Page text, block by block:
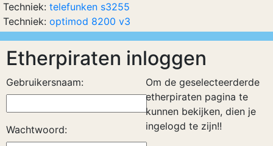
Etherpiraten inloggen
Gebruikersnaam:
Wachtwoord:
Om de geselecteerderde
etherpiraten pagina te
kunnen bekijken, dien je
ingelogd te zijn!!
Techniek: telefunken s3255
Techniek: optimod 8200 v3